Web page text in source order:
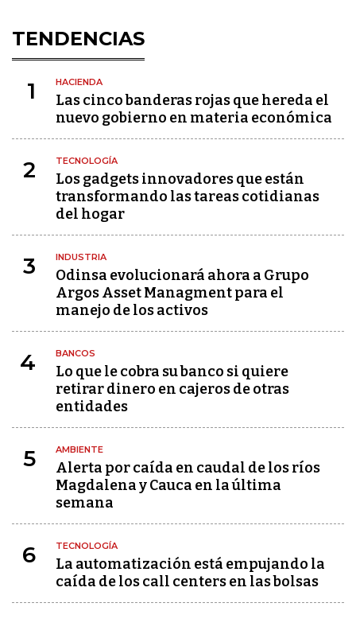
TENDENCIAS
1 HACIENDA
Las cinco banderas rojas que hereda el
nuevo gobierno en materia económica
2 TECNOLOGÍA
Los gadgets innovadores que están
transformando las tareas cotidianas
del hogar
3 INDUSTRIA
Odinsa evolucionará ahora a Grupo
Argos Asset Managment para el
manejo de los activos
4 BANCOS
Lo que le cobra su banco si quiere
retirar dinero en cajeros de otras
entidades
5 AMBIENTE
Alerta por caída en caudal de los ríos
Magdalena y Cauca en la última
semana
6 TECNOLOGÍA
La automatización está empujando la
caída de los call centers en las bolsas